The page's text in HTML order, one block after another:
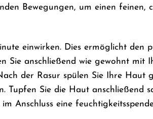
Bewegungen, um einen
einwirken. Dies ermöglicht
Sie anschließend wie gewohnt
der Rasur spülen Sie Ihre Haut
Tupfen Sie die Haut
Anschluss eine